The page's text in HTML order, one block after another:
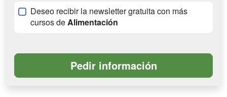
Deseo recibir la newsletter gratuita con más
cursos deAlimentación